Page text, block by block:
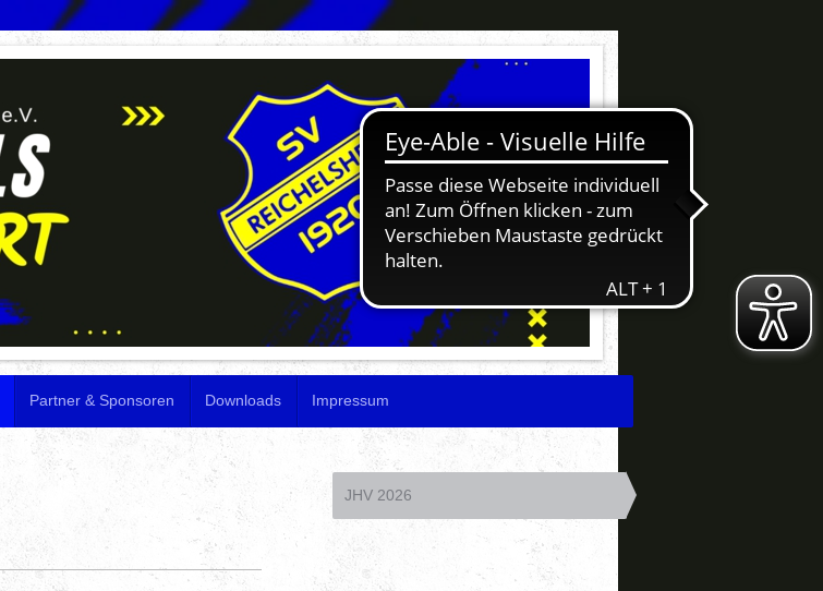
Partner & Sponsoren Downloads Impressum
JHV 2026